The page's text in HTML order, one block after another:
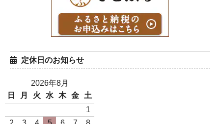
白米1Kg袋（日本一のコシ
ヒカリ 令和7年度産）
白米5Kg袋（日本一のコシ
ヒカリ 令和7年度産）
定休日のお知らせ
2026年8月
日
月 火 水 木 金
土
1